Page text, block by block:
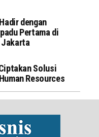
dengan
Pertama di
Jakarta
Solusi
Resources